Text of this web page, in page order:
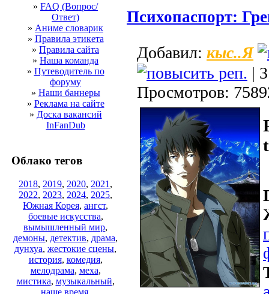
» FAQ (Вопрос/
Ответ)
» Аниме словарик
» Правила этикета
» Правила сайта
» Наша команда
» Путеводитель по
форуму
» Наши баннеры
» Реклама на сайте
» Доска вакансий
InFanDub
Облако тегов
2018, 2019, 2020, 2021 ,
2022, 2023, 2024, 2025,
Южная Корея, ангст,
боевые искусства,
вымышленный мир,
демоны, детектив, драма,
дунхуа, жестокие сцены,
история, комедия,
мелодрама, меха,
мистика, музыкальный,
Психопаспорт:
Добавил: кыс..Я
|
Просмотров: